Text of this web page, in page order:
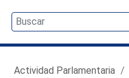
Actividad Parlamentaria